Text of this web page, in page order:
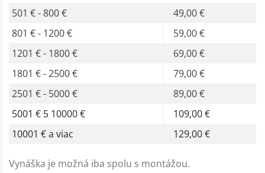
501 € - 800 €
49,00 €
801 € - 1200 €
59,00 €
1201 € - 1800 €
69,00 €
1801 € - 2500 €
79,00 €
2501 € - 5000 €
89,00 €
5001 € 5 10000 €
109,00 €
10001 € a viac
129,00 €
Vynáška je možná iba spolu s montážou.